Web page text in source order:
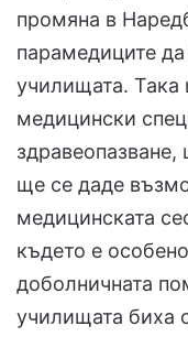
промяна в
парамедиците
училищата. Така
медицински
ще се даде
медицинската
където е
доболничната
училищата биха